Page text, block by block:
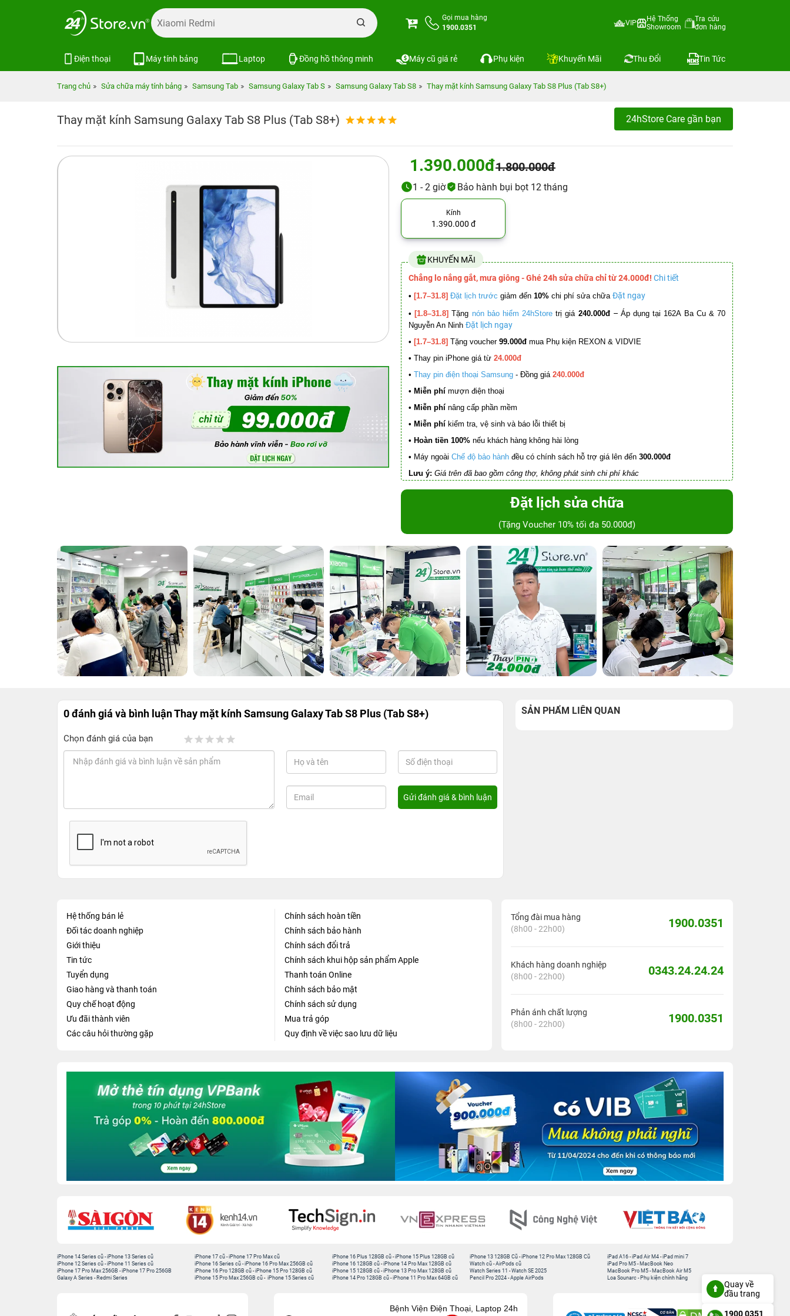
Gọi mua hàng
1900.0351
VIP
Hệ Thống
Showroom
Tra cứu
đơn hàng
Điện thoại Máy tính bảng Laptop Đồng hồ thông minh Máy cũ giá rẻ Phụ kiện Khuyến Mãi Thu Đổi Tin Tức
Trang chủ Sửa chữa máy tính bảng Samsung Tab Samsung Galaxy Tab S Samsung Galaxy Tab S8 Thay mặt kính Samsung Galaxy Tab S8 Plus (Tab S8+)
Thay mặt kính Samsung Galaxy Tab S8 Plus (Tab S8+) 24hStore Care gần bạn
1.390.000đ1.800.000đ
1 - 2 giờ Bảo hành bụi bọt 12 tháng
Kính
1.390.000 đ
KHUYẾN MÃI
Chẳng lo nắng gắt, mưa giông - Ghé 24h sửa chữa chỉ từ 24.000đ! Chi tiết
• [1.7–31.8] Đặt lịch trước giảm đến 10% chi phí sửa chữa Đặt ngay
• [1.8–31.8] Tặng nón bảo hiểm 24hStore trị giá 240.000đ – Áp dụng tại 162A Ba Cu & 70
Nguyễn An Ninh Đặt lịch ngay
• [1.7–31.8] Tặng voucher 99.000đ mua Phụ kiện REXON & VIDVIE
• Thay pin iPhone giá từ 24.000đ
• Thay pin điện thoại Samsung - Đồng giá 240.000đ
• Miễn phí mượn điện thoại
• Miễn phí nâng cấp phần mềm
• Miễn phí kiểm tra, vệ sinh và báo lỗi thiết bị
• Hoàn tiền 100% nếu khách hàng không hài lòng
• Máy ngoài Chế độ bảo hành đều có chính sách hỗ trợ giá lên đến 300.000đ
Lưu ý: Giá trên đã bao gồm công thợ, không phát sinh chi phí khác
Đặt lịch sửa chữa
(Tặng Voucher 10% tối đa 50.000đ)
0 đánh giá và bình luậnThay mặt kính Samsung Galaxy Tab S8 Plus (Tab S8+)
Chọn đánh giá của bạn
SẢN PHẨM LIÊN QUAN
Hệ thống bán lẻ
Đối tác doanh nghiệp
Giới thiệu
Tin tức
Tuyển dụng
Giao hàng và thanh toán
Quy chế hoạt động
Ưu đãi thành viên
Các câu hỏi thường gặp
Chính sách hoàn tiền
Chính sách bảo hành
Chính sách đổi trả
Chính sách khui hộp sản phẩm Apple
Thanh toán Online
Chính sách bảo mật
Chính sách sử dụng
Mua trả góp
Quy định về việc sao lưu dữ liệu
Tổng đài mua hàng
(8h00 - 22h00)
1900.0351
Khách hàng doanh nghiệp
(8h00 - 22h00)
0343.24.24.24
Phản ánh chất lượng
(8h00 - 22h00)
1900.0351
iPhone 14 Series cũ -iPhone 13 Series cũ
iPhone 12 Series cũ -iPhone 11 Series cũ
iPhone 17 Pro Max 256GB -iPhone 17 Pro 256GB
Galaxy A Series - Redmi Series
iPhone 17 cũ -iPhone 17 Pro Max cũ
iPhone 16 Series cũ - iPhone 16 Pro Max 256GB cũ
iPhone 16 Pro 128GB cũ -iPhone 15 Pro 128GB cũ
iPhone 15 Pro Max 256GB cũ - iPhone 15 Series cũ
iPhone 16 Plus 128GB cũ -iPhone 15 Plus 128GB cũ
iPhone 16 128GB cũ -iPhone 14 Pro Max 128GB cũ
iPhone 15 128GB cũ -iPhone 13 Pro Max 128GB cũ
iPhone 14 Pro 128GB cũ -iPhone 11 Pro Max 64GB cũ
iPhone 13 128GB Cũ -iPhone 12 Pro Max 128GB Cũ
Watch cũ -AirPods cũ
Watch Series 11 -Watch SE 2025
Pencil Pro 2024 -Apple AirPods
iPad A16 -iPad Air M4 -iPad mini 7
iPad Pro M5 - MacBook Neo
MacBook Pro M5 - MacBook Air M5
Loa Sounarc - Phụ kiện chính hãng
Bệnh Viện Điện Thoại, Laptop 24h
Quay về
đầu trang
1900 0351